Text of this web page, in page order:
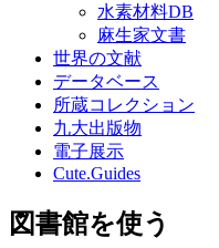
水素材料DB
麻生家文書
世界の文献
データベース
所蔵コレクション
九大出版物
電子展示
Cute.Guides
図書館を使う